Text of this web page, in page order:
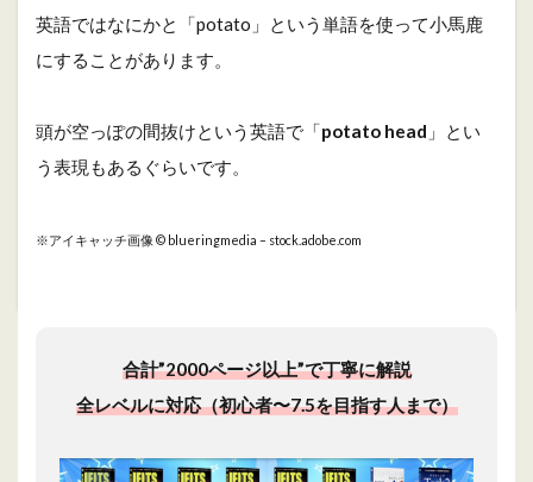
英語ではなにかと「potato」という単語を使って小馬鹿
にすることがあります。
頭が空っぽの間抜けという英語で「potato head 」とい
う表現もあるぐらいです。
※アイキャッチ画像 © blueringmedia – stock.adobe.com
合計”2000ページ以上”で丁寧に解説
全レベルに対応（初心者〜7.5を目指す人まで）